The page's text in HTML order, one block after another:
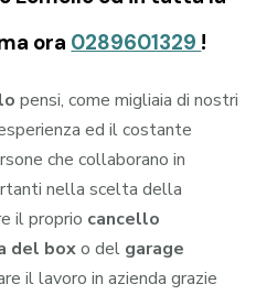
ora 0289601329 !
pensi, come migliaia di nostri
ed il costante
che collaborano in
nella scelta della
il proprio cancello
del boxo del garage
il lavoro in azienda grazie